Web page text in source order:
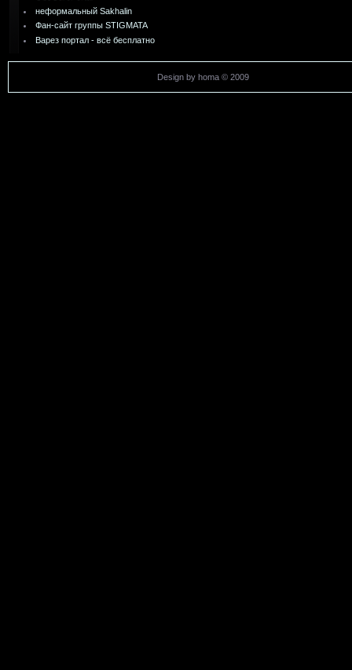
неформальный Sakhalin
Фан-сайт группы STIGMATA
Варез портал - всё бесплатно
Design by homa © 2009